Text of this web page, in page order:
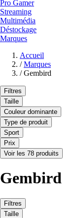
Pro Gamer
Streaming
Multimédia
Déstockage
Marques
Accueil
/ Marques
/ Gembird
Filtres
Taille
Couleur dominante
Type de produit
Sport
Prix
Voir les 78 produits
Gembird
Filtres
Taille